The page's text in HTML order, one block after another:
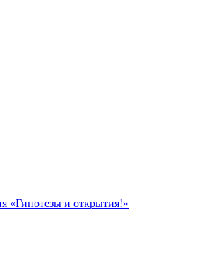
«Гипотезы и открытия!»